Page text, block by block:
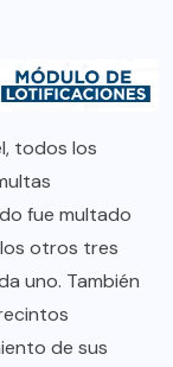
todos los
fue multado
otros tres
uno. También
de sus